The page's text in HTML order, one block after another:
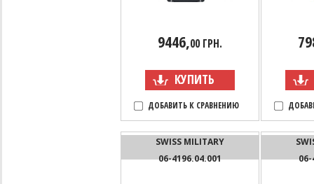
9446,00 ГРН.
КУПИТЬ
ДОБАВИТЬ К СРАВНЕНИЮ
SWISS MILITARY
06-4196.04.001
06-